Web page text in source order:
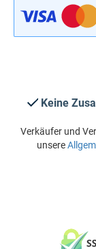
Keine
Verkäufer und
unsere